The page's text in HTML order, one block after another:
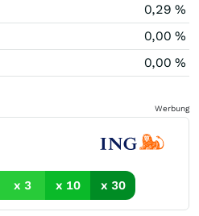
0,29 %
0,00 %
0,00 %
Werbung
x 3 x 10 x 30